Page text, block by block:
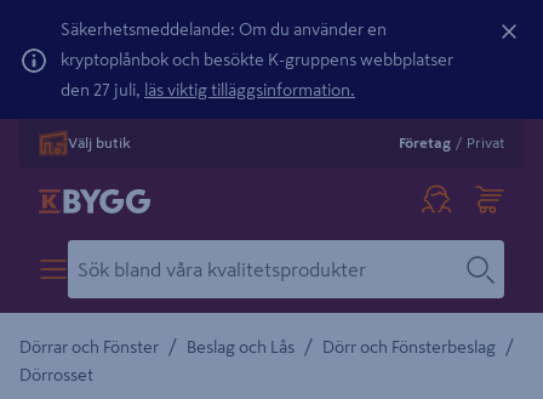
Säkerhetsmeddelande: Om du använder en
kryptoplånbok och besökte K-gruppens webbplatser
den 27 juli, läs viktig tilläggsinformation.
Välj butik Företag / Privat
Dörrar och Fönster / Beslag och Lås / Dörr och Fönsterbeslag /
Dörrosset